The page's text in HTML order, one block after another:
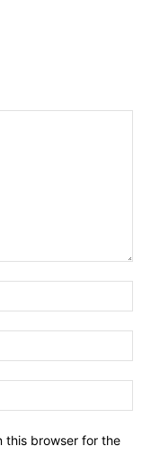
this browser for the